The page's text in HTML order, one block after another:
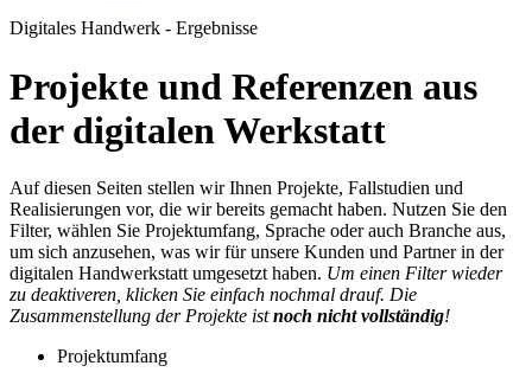
Digitales Handwerk - Ergebnisse
Projekte und Referenzen aus
der digitalen Werkstatt
Auf diesen Seiten stellen wir Ihnen Projekte, Fallstudien und
Realisierungen vor, die wir bereits gemacht haben. Nutzen Sie den
Filter, wählen Sie Projektumfang, Sprache oder auch Branche aus,
um sich anzusehen, was wir für unsere Kunden und Partner in der
digitalen Handwerkstatt umgesetzt haben. Um einen Filter wieder
zu deaktiveren, klicken Sie einfach nochmal drauf. Die
Zusammenstellung der Projekte istnoch nicht vollständig!
Projektumfang